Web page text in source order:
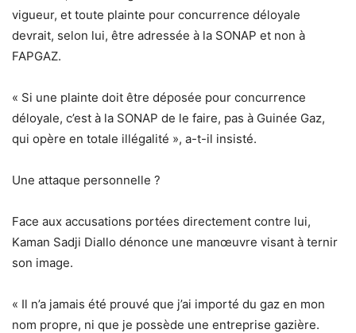
vigueur, et toute plainte pour concurrence déloyale
devrait, selon lui, être adressée à la SONAP et non à
FAPGAZ.
« Si une plainte doit être déposée pour concurrence
déloyale, c’est à la SONAP de le faire, pas à Guinée Gaz,
qui opère en totale illégalité », a-t-il insisté.
Une attaque personnelle ?
Face aux accusations portées directement contre lui,
Kaman Sadji Diallo dénonce une manœuvre visant à ternir
son image.
« Il n’a jamais été prouvé que j’ai importé du gaz en mon
nom propre, ni que je possède une entreprise gazière.